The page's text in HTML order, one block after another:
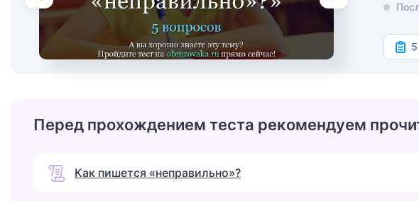
Перед прохождением теста рекомендуем
Как пишется «неправильно»?